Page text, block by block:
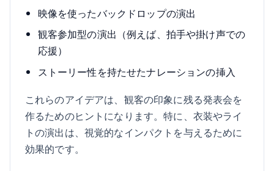
映像を使ったバックドロップの演出
観客参加型の演出（例えば、拍手や掛け声での
応援）
ストーリー性を持たせたナレーションの挿入
これらのアイデアは、観客の印象に残る発表会を
作るためのヒントになります。特に、衣装やライ
トの演出は、視覚的なインパクトを与えるために
効果的です。